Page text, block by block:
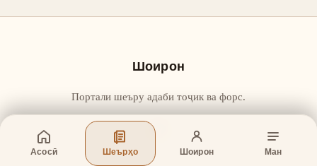
Асосӣ Шеърҳо Шоирон Ман
Шоирон
Портали шеъру адаби тоҷик ва форс.